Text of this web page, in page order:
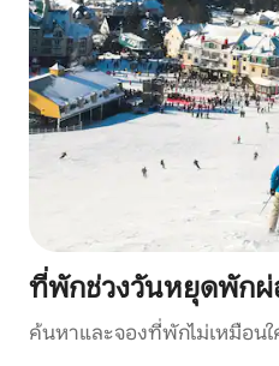
ที่พักช่วงวันหยุดพักผ่
ค้นหาและจองที่พักไม่เหมือนใ